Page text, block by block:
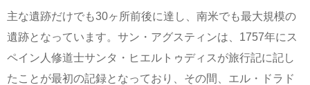
主な遺跡だけでも30ヶ所前後に達し、南米でも最大規模の
遺跡となっています。サン・アグスティンは、1757年にス
ペイン人修道士サンタ・ヒエルトゥディスが旅行記に記し
たことが最初の記録となっており、その間、エル・ドラド